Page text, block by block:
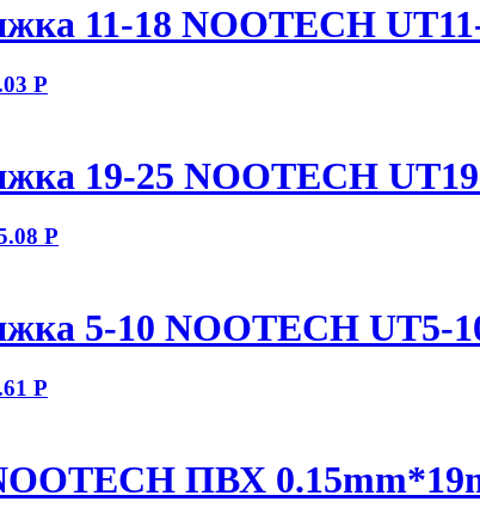
11-18 NOOTECH
Р
19-25 NOOTECH
Р
5-10 NOOTECH UT5-
Р
ПВХ